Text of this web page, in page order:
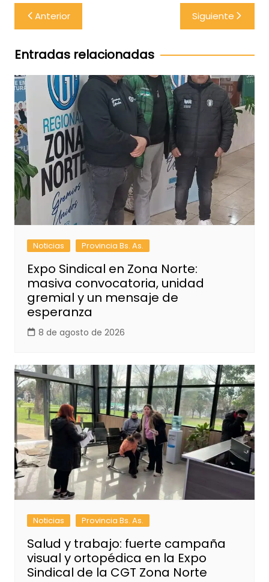
Navegación
de
entradas
Anterior Siguiente
Entradas relacionadas
Noticias Provincia Bs. As.
Expo Sindical en Zona Norte:
masiva convocatoria, unidad
gremial y un mensaje de
esperanza
8 de agosto de 2026
Noticias Provincia Bs. As.
Salud y trabajo: fuerte campaña
visual y ortopédica en la Expo
Sindical de la CGT Zona Norte